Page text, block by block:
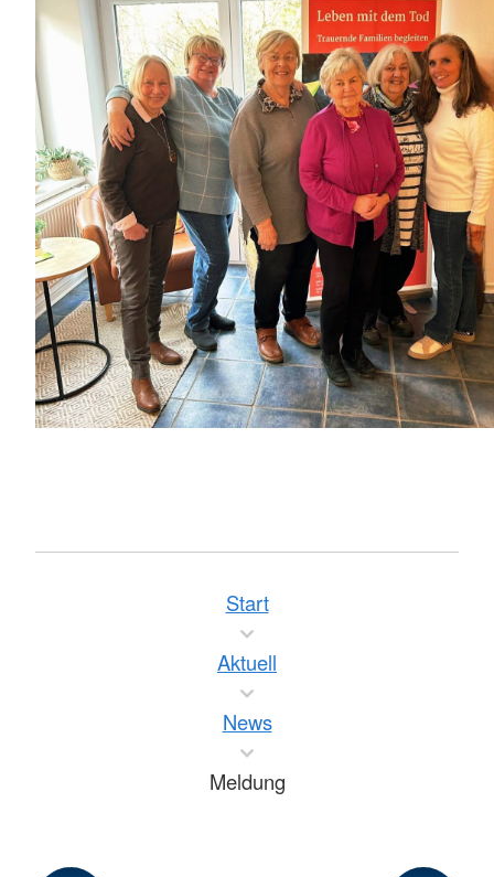
Start
Aktuell
News
Meldung